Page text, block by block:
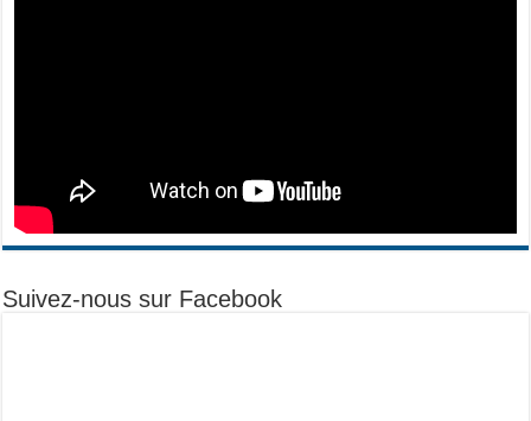
Suivez-nous sur Facebook